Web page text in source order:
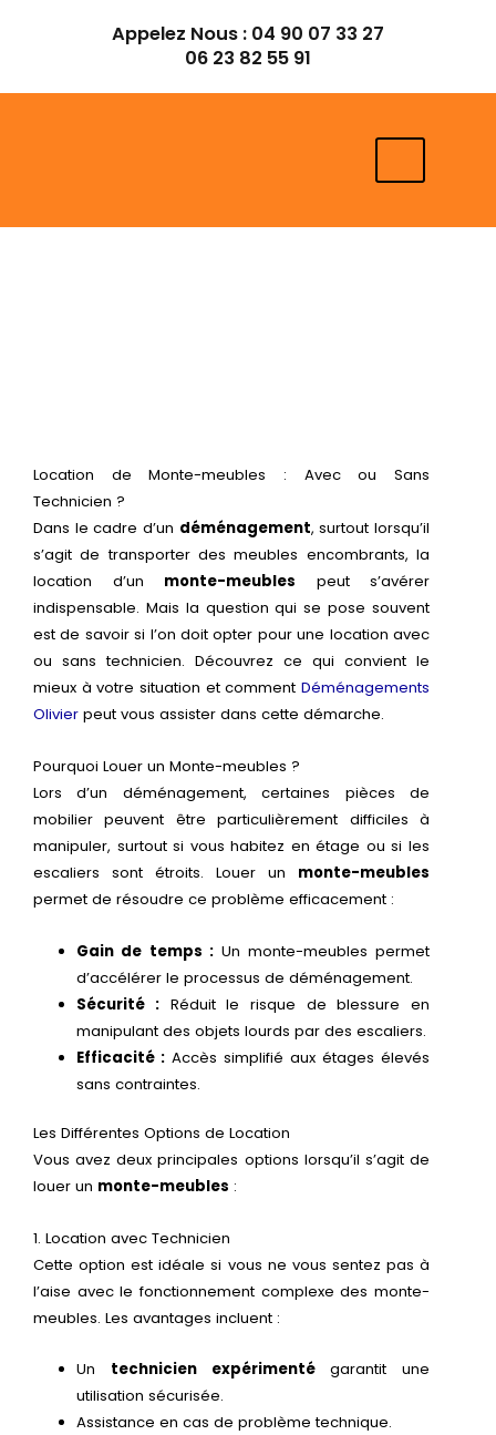
Appelez Nous : 04 90 07 33 27
06 23 82 55 91
Location de Monte-meubles : Avec ou Sans
Technicien ?
Dans le cadre d’un déménagement, surtout lorsqu’il
s’agit de transporter des meubles encombrants, la
location d’un monte-meubles peut s’avérer
indispensable. Mais la question qui se pose souvent
est de savoir si l’on doit opter pour une location avec
ou sans technicien. Découvrez ce qui convient le
mieux à votre situation et comment Déménagements
Olivier peut vous assister dans cette démarche.
Pourquoi Louer un Monte-meubles ?
Lors d’un déménagement, certaines pièces de
mobilier peuvent être particulièrement difficiles à
manipuler, surtout si vous habitez en étage ou si les
escaliers sont étroits. Louer un monte-meubles
permet de résoudre ce problème efficacement :
Gain de temps :Un monte-meubles permet
d’accélérer le processus de déménagement.
Sécurité : Réduit le risque de blessure en
manipulant des objets lourds par des escaliers.
Efficacité : Accès simplifié aux étages élevés
sans contraintes.
Les Différentes Options de Location
Vous avez deux principales options lorsqu’il s’agit de
louer un monte-meubles :
1. Location avec Technicien
Cette option est idéale si vous ne vous sentez pas à
l’aise avec le fonctionnement complexe des monte-
meubles. Les avantages incluent :
Un technicien expérimentégarantit une
utilisation sécurisée.
Assistance en cas de problème technique.